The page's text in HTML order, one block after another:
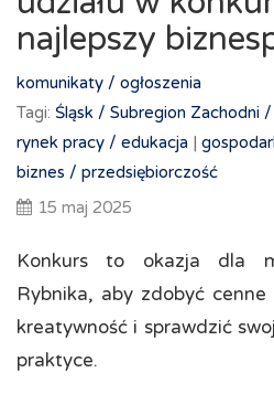
najlepszy
komunikaty / ogłoszenia
Tagi: Śląsk / Subregion Zachodni /
rynek pracy / edukacja |
biznes / przedsiębiorczość
15 maj 2025
Konkurs to okazja dla
Rybnika, aby zdobyć
kreatywność i sprawdzić
praktyce.